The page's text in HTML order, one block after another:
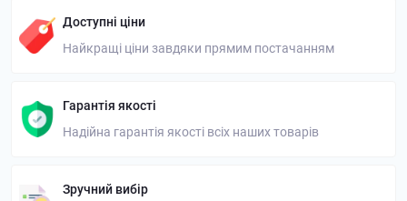
Доступні ціни
Найкращі ціни завдяки прямим постачанням
Гарантія якості
Надійна гарантія якості всіх наших товарів
Зручний вибір